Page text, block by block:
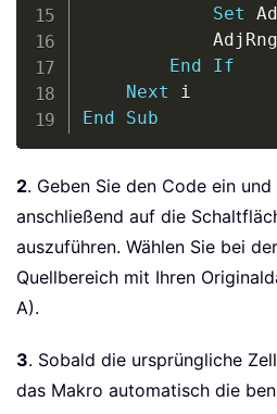
Set
            AdjRng
End
If
Next
End
Sub
2. Geben Sie den Code ein
anschließend auf die
auszuführen. Wählen Sie bei
Quellbereich mit Ihren
A).
3. Sobald die ursprüngliche
das Makro automatisch die